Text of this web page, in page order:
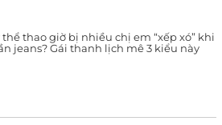
thể thao giờ bị nhiều chị em “xếp xó” khi
jeans? Gái thanh lịch mê 3 kiểu này